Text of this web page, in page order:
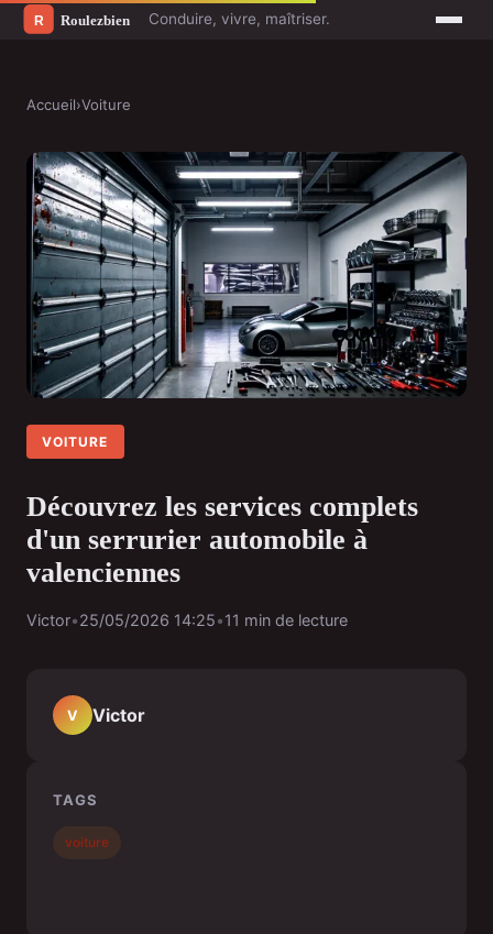
Conduire, vivre, maîtriser.
Accueil›Voiture
VOITURE
Découvrez les services complets
d'un serrurier automobile à
valenciennes
Victor•25/05/2026 14:25•11 min de lecture
V Victor
TAGS
voiture